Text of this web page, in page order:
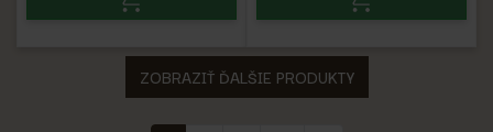
ZOBRAZIŤ ĎALŠIE PRODUKTY